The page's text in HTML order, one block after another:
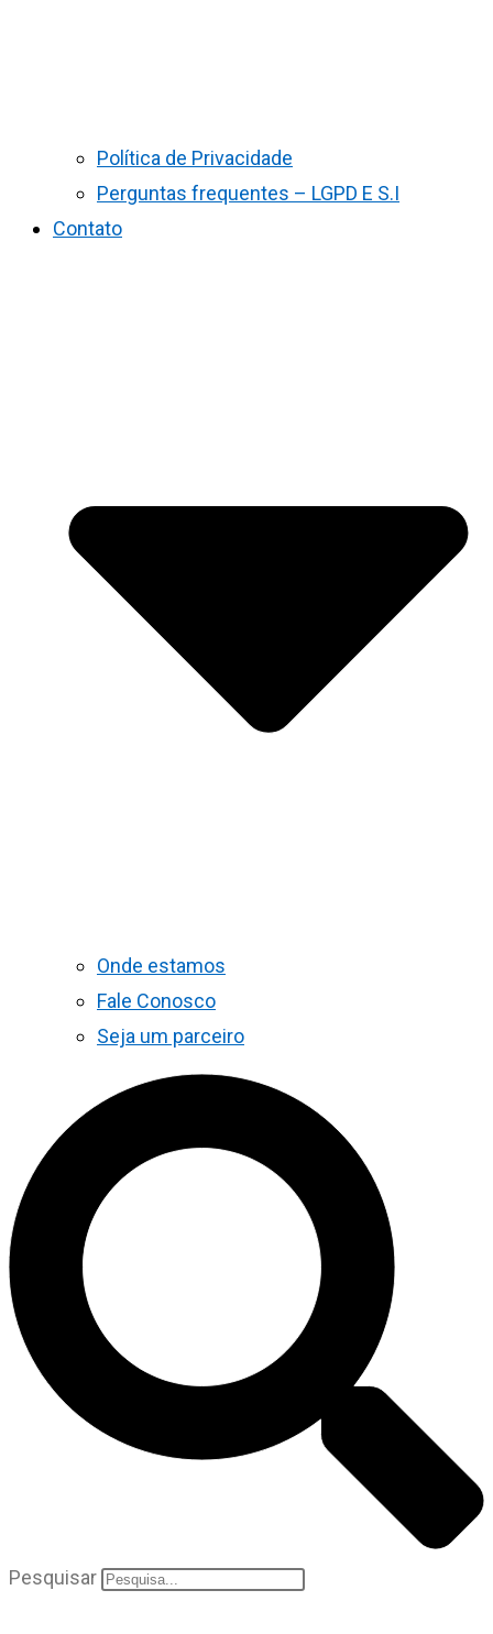
Política de Privacidade
Perguntas frequentes – LGPD E S.I
Contato
Onde estamos
Fale Conosco
Seja um parceiro
Pesquisar